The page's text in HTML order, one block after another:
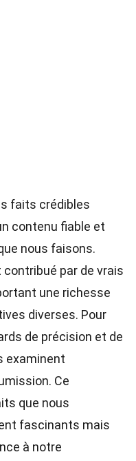
faits crédibles
contenu fiable et
nous faisons.
par de vrais
une richesse
diverses. Pour
de précision et de
examinent
Ce
que nous
fascinants mais
à notre